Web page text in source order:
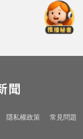
！鐵粉
豪雨26
隱私權政策 常見問題